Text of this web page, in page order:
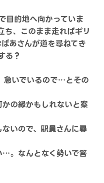
目的地へ向かっていま
ち、このまま走ればギリ
あさんが道を尋ねてき
る？
急いでいるので…とその
の縁かもしれないと案
いので、駅員さんに尋
。なんとなく勢いで答